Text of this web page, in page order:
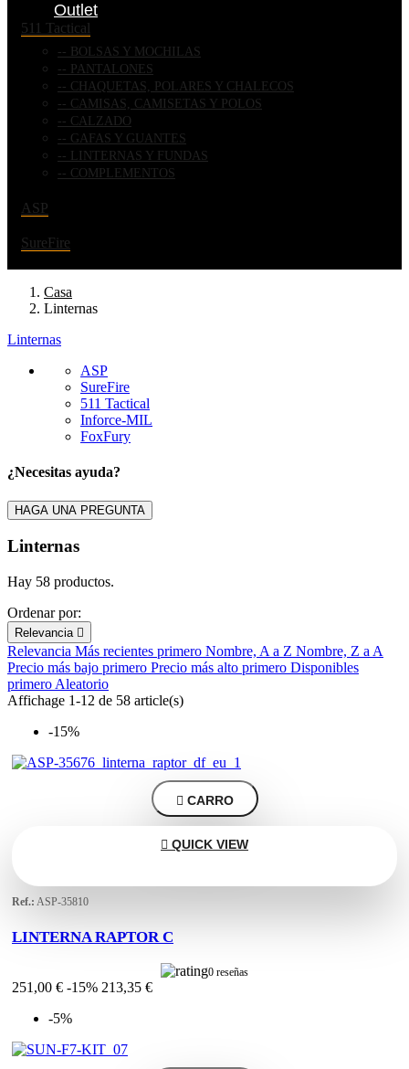
Outlet
511 Tactical
BOLSAS Y MOCHILAS
PANTALONES
CHAQUETAS, POLARES Y CHALECOS
CAMISAS, CAMISETAS Y POLOS
CALZADO
GAFAS Y GUANTES
LINTERNAS Y FUNDAS
COMPLEMENTOS
ASP
SureFire
Casa
Linternas
Clear
Categorías
511 Tactical 7
ASP 28
Inforce-MIL
SureFire 13
€
En stock
View products58
Linternas
ASP
SureFire
511 Tactical
Inforce-MIL
FoxFury
¿Necesitas ayuda?
HAGA UNA PREGUNTA
Linternas
Hay 58 productos.
Ordenar por:
Relevancia 
Relevancia Más recientes primero Nombre, A a Z Nombre, Z a A
Precio más bajo primero Precio más alto primero Disponibles
primero Aleatorio
Affichage 1-12 de 58 article(s)
-15%
 CARRO
 QUICK VIEW
Ref.: ASP-35810
LINTERNA RAPTOR C
0 reseñas
251,00 € -15% 213,35 €
-5%